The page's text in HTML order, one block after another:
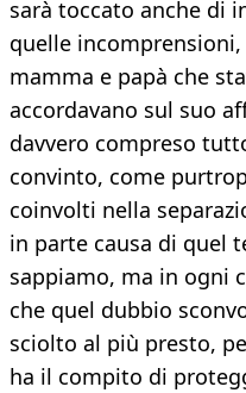
sarà toccato anche di
quelle incomprensioni,
mamma e papà che
accordavano sul suo
davvero compreso
convinto, come
coinvolti nella
in parte causa di quel
sappiamo, ma in ogni
che quel dubbio
sciolto al più presto,
ha il compito di